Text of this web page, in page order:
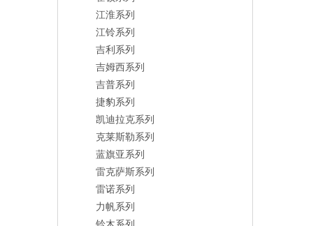
江淮系列
江铃系列
吉利系列
吉姆西系列
吉普系列
捷豹系列
凯迪拉克系列
克莱斯勒系列
蓝旗亚系列
雷克萨斯系列
雷诺系列
力帆系列